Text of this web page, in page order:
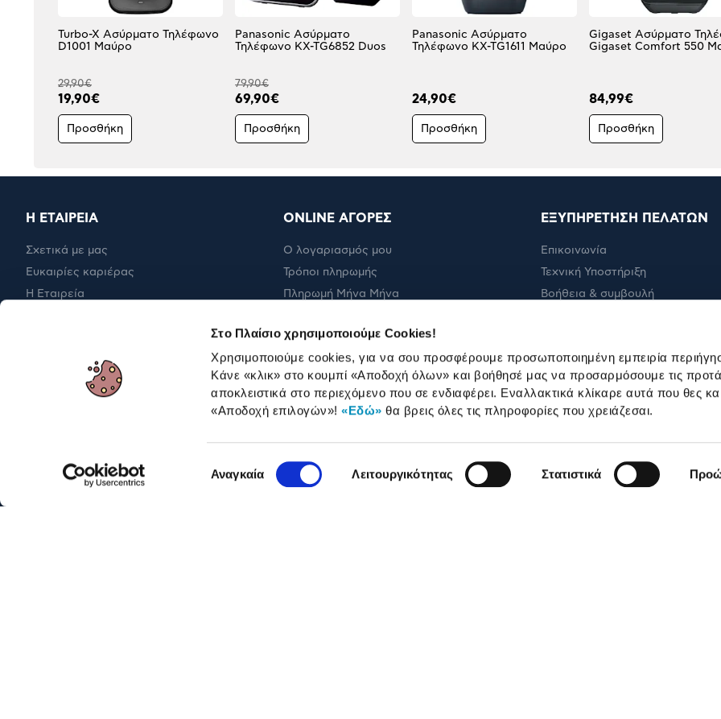
Στο Πλαίσιο χρησιμοποιούμε Cookies!
Χρησιμοποιούμε cookies, για να σου προσφέρουμε προσωποποιημένη εμπειρία
Κάνε «κλικ» στο κουμπί «Αποδοχή όλων» και βοήθησέ μας να προσαρμόσουμε τις
αποκλειστικά στο περιεχόμενο που σε ενδιαφέρει. Εναλλακτικά κλίκαρε αυτά που θες
«Αποδοχή επιλογών»!«Εδώ» θα βρεις όλες τις πληροφορίες που χρειάζεσαι.
συγκατάθεσης
Αναγκαία Λειτουργικότητας Στατιστικά
Turbo-X Ασύρματο Τηλέφωνο
D1001 Μαύρο
29,90€
19,90€
Προσθήκη
Panasonic Ασύρματο
Τηλέφωνο KX-TG6852 Duos
79,90€
69,90€
Προσθήκη
Panasonic Ασύρματο
Τηλέφωνο KX-TG1611 Μαύρο
24,90€
Προσθήκη
Gigaset Ασύρματο
Gigaset Comfort 550
84,99€
Προσθήκη
Η ΕΤΑΙΡΕΙΑ
Σχετικά με μας
Ευκαιρίες καριέρας
Η Εταιρεία
ONLINE ΑΓΟΡΕΣ
Ο λογαριασμός μου
Τρόποι πληρωμής
Πληρωμή Μήνα Μήνα
Επιστροφές
ΕΞΥΠΗΡΕΤΗΣΗ ΠΕΛΑΤΩΝ
Επικοινωνία
Τεχνική Υποστήριξη
Βοήθεια & συμβουλή
Όροι εμπορικών ενεργειών
Καταστήματα
ΓΙΑ ΕΠΑΓΓΕΛΜΑΤΙΕΣ